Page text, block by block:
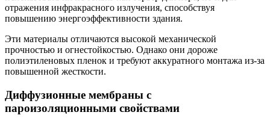
отражения инфракрасного излучения, способствуя
повышению энергоэффективности здания.
Эти материалы отличаются высокой механической
прочностью и огнестойкостью. Однако они дороже
полиэтиленовых пленок и требуют аккуратного монтажа из-за
повышенной жесткости.
Диффузионные мембраны с
пароизоляционными свойствами